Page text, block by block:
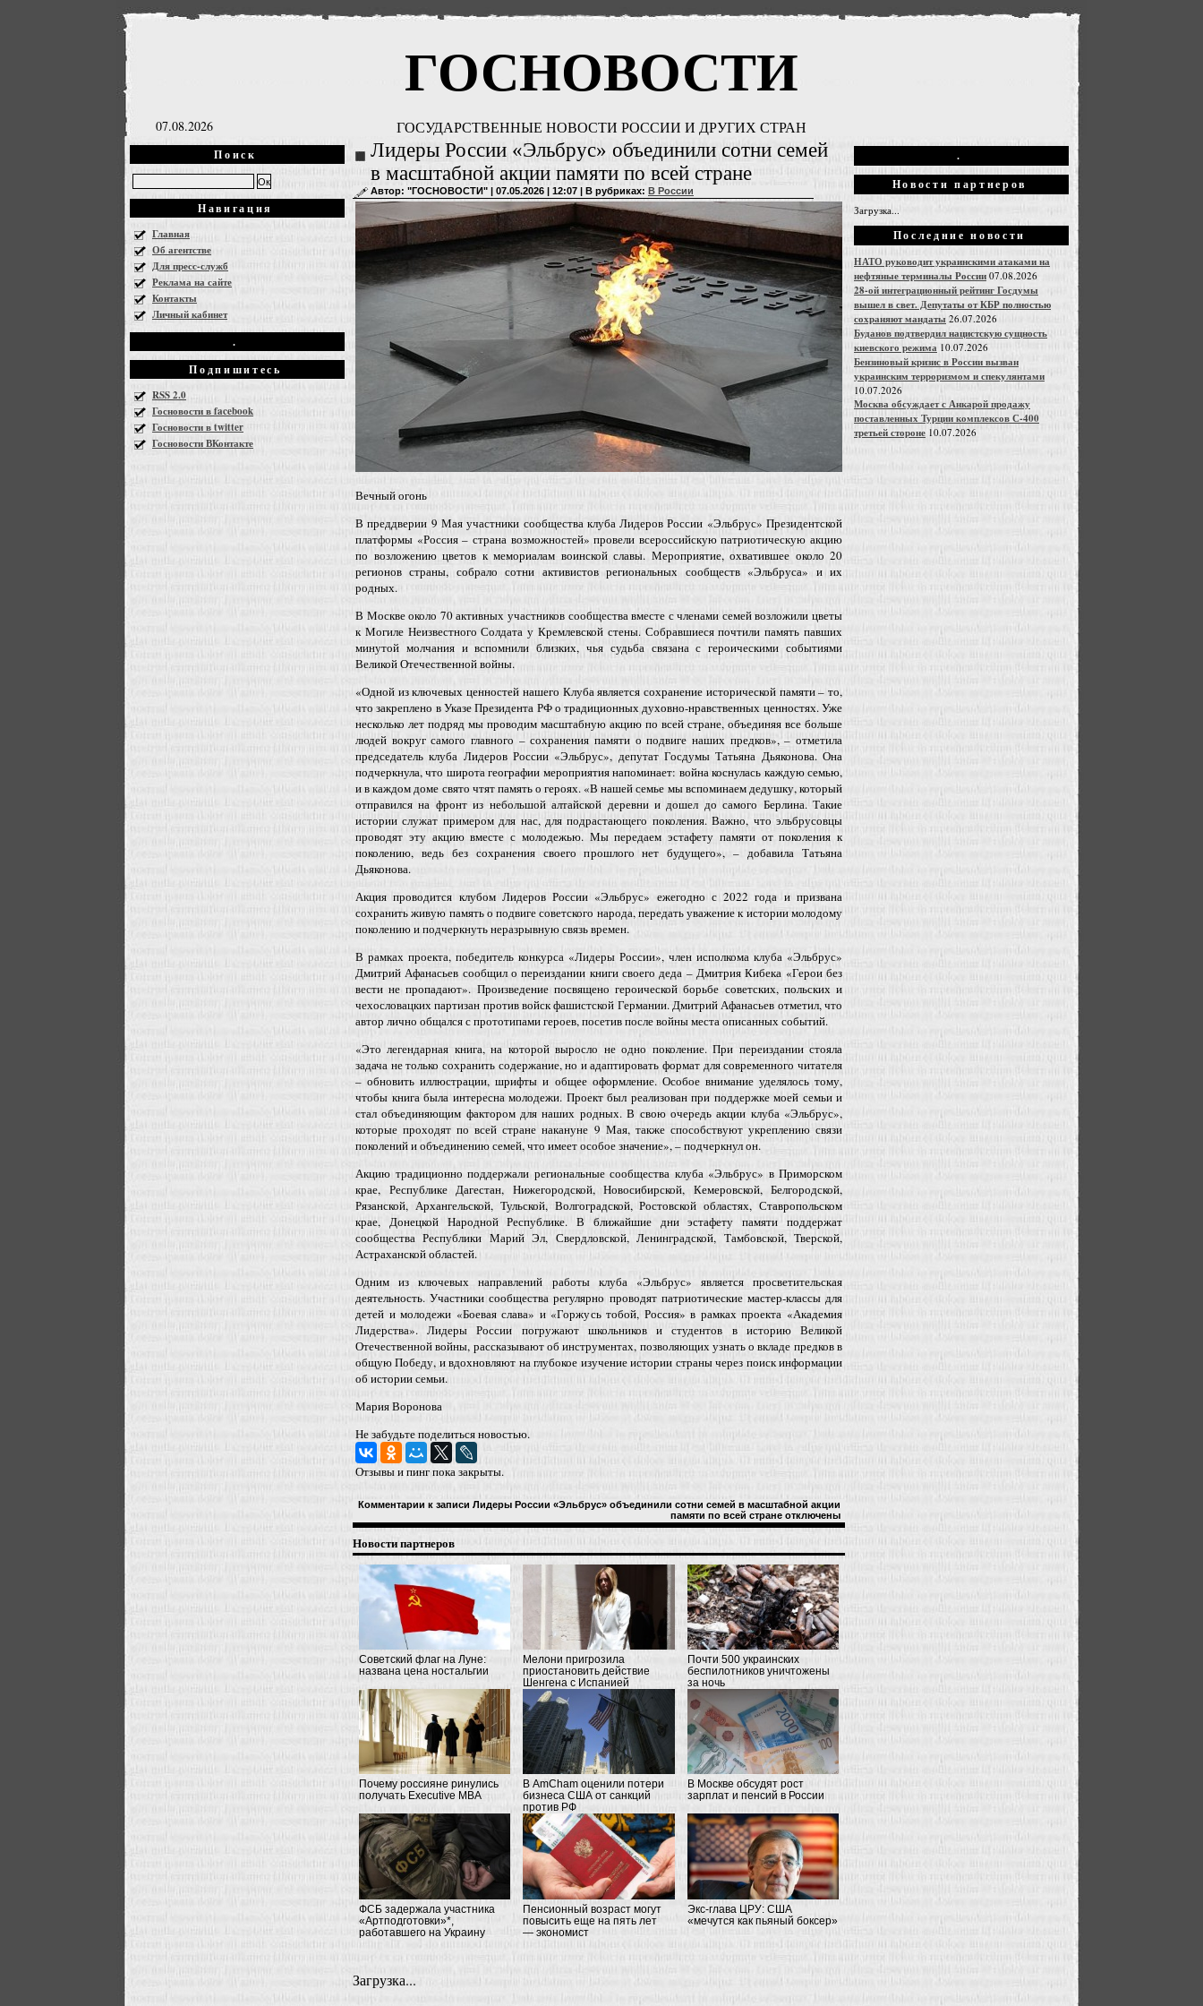
ГОСНОВОСТИ
07.08.2026 ГОСУДАРСТВЕННЫЕ НОВОСТИ РОССИИ И ДРУГИХ СТРАН
Поиск
Навигация
Главная
Об агентстве
Для пресс-служб
Реклама на сайте
Контакты
Личный кабинет
.
Подпишитесь
RSS 2.0
Госновости в facebook
Госновости в twitter
Госновости ВКонтакте
Лидеры России «Эльбрус» объединили сотни семей
в масштабной акции памяти по всей стране
Автор: "ГОСНОВОСТИ" | 07.05.2026 | 12:07 | В рубриках: В России
Вечный огонь
В преддверии 9 Мая участники сообщества клуба Лидеров России «Эльбрус» Президентской
платформы «Россия – страна возможностей» провели всероссийскую патриотическую акцию
по возложению цветов к мемориалам воинской славы. Мероприятие, охватившее около 20
регионов страны, собрало сотни активистов региональных сообществ «Эльбруса» и их
родных.
В Москве около 70 активных участников сообщества вместе с членами семей возложили цветы
к Могиле Неизвестного Солдата у Кремлевской стены. Собравшиеся почтили память павших
минутой молчания и вспомнили близких, чья судьба связана с героическими событиями
Великой Отечественной войны.
«Одной из ключевых ценностей нашего Клуба является сохранение исторической памяти – то,
что закреплено в Указе Президента РФ о традиционных духовно-нравственных ценностях. Уже
несколько лет подряд мы проводим масштабную акцию по всей стране, объединяя все больше
людей вокруг самого главного – сохранения памяти о подвиге наших предков», – отметила
председатель клуба Лидеров России «Эльбрус», депутат Госдумы Татьяна Дьяконова. Она
подчеркнула, что широта географии мероприятия напоминает: война коснулась каждую семью,
и в каждом доме свято чтят память о героях. «В нашей семье мы вспоминаем дедушку, который
отправился на фронт из небольшой алтайской деревни и дошел до самого Берлина. Такие
истории служат примером для нас, для подрастающего поколения. Важно, что эльбрусовцы
проводят эту акцию вместе с молодежью. Мы передаем эстафету памяти от поколения к
поколению, ведь без сохранения своего прошлого нет будущего», – добавила Татьяна
Дьяконова.
Акция проводится клубом Лидеров России «Эльбрус» ежегодно с 2022 года и призвана
сохранить живую память о подвиге советского народа, передать уважение к истории молодому
поколению и подчеркнуть неразрывную связь времен.
В рамках проекта, победитель конкурса «Лидеры России», член исполкома клуба «Эльбрус»
Дмитрий Афанасьев сообщил о переиздании книги своего деда – Дмитрия Кибека «Герои без
вести не пропадают». Произведение посвящено героической борьбе советских, польских и
чехословацких партизан против войск фашистской Германии. Дмитрий Афанасьев отметил, что
автор лично общался с прототипами героев, посетив после войны места описанных событий.
«Это легендарная книга, на которой выросло не одно поколение. При переиздании стояла
задача не только сохранить содержание, но и адаптировать формат для современного читателя
– обновить иллюстрации, шрифты и общее оформление. Особое внимание уделялось тому,
чтобы книга была интересна молодежи. Проект был реализован при поддержке моей семьи и
стал объединяющим фактором для наших родных. В свою очередь акции клуба «Эльбрус»,
которые проходят по всей стране накануне 9 Мая, также способствуют укреплению связи
поколений и объединению семей, что имеет особое значение», – подчеркнул он.
Акцию традиционно поддержали региональные сообщества клуба «Эльбрус» в Приморском
крае, Республике Дагестан, Нижегородской, Новосибирской, Кемеровской, Белгородской,
Рязанской, Архангельской, Тульской, Волгоградской, Ростовской областях, Ставропольском
крае, Донецкой Народной Республике. В ближайшие дни эстафету памяти поддержат
сообщества Республики Марий Эл, Свердловской, Ленинградской, Тамбовской, Тверской,
Астраханской областей.
Одним из ключевых направлений работы клуба «Эльбрус» является просветительская
деятельность. Участники сообщества регулярно проводят патриотические мастер-классы для
детей и молодежи «Боевая слава» и «Горжусь тобой, Россия» в рамках проекта «Академия
Лидерства». Лидеры России погружают школьников и студентов в историю Великой
Отечественной войны, рассказывают об инструментах, позволяющих узнать о вкладе предков в
общую Победу, и вдохновляют на глубокое изучение истории страны через поиск информации
об истории семьи.
Мария Воронова
Не забудьте поделиться новостью.
Отзывы и пинг пока закрыты.
Комментарии к записи Лидеры России «Эльбрус» объединили сотни семей в масштабной акции
памяти по всей стране отключены
Новости партнеров
Советский флаг на Луне:
названа цена ностальгии
Мелони пригрозила
приостановить действие
Шенгена с Испанией
Почти 500 украинских
беспилотников уничтожены
за ночь
Почему россияне ринулись
получать Executive MBA
В AmCham оценили потери
бизнеса США от санкций
против РФ
В Москве обсудят рост
зарплат и пенсий в России
ФСБ задержала участника
«Артподготовки»*,
работавшего на Украину
Пенсионный возраст могут
повысить еще на пять лет
— экономист
Экс-глава ЦРУ: США
«мечутся как пьяный боксер»
Загрузка...
.
Новости партнеров
Загрузка...
Последние новости
НАТО руководит украинскими атаками на
нефтяные терминалы России 07.08.2026
28-ой интеграционный рейтинг Госдумы
вышел в свет. Депутаты от КБР полностью
сохраняют мандаты 26.07.2026
Буданов подтвердил нацистскую сущность
киевского режима 10.07.2026
Бензиновый кризис в России вызван
украинским терроризмом и спекулянтами
10.07.2026
Москва обсуждает с Анкарой продажу
поставленных Турции комплексов С-400
третьей стороне 10.07.2026